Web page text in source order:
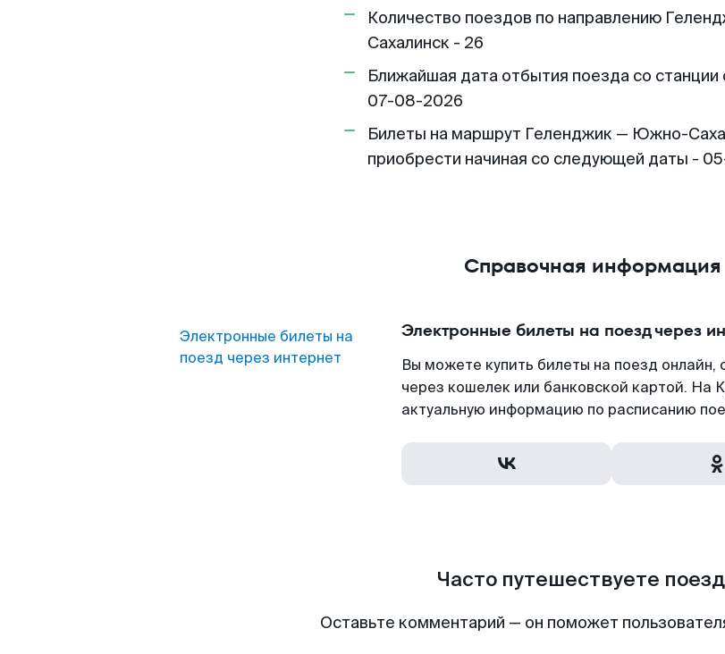
Количество поездов по направлению
Сахалинск - 26
Ближайшая дата отбытия поезда со станции
07-08-2026
Билеты на маршрут Геленджик — Южно-
приобрести начиная со следующей даты -
Справочная информация
Электронные билеты на
поезд через интернет
Электронные билеты на поезд через
Вы можете купить билеты на поезд
через кошелек или банковской картой. На
актуальную информацию по расписанию
Часто путешествуете
Оставьте комментарий — он поможет